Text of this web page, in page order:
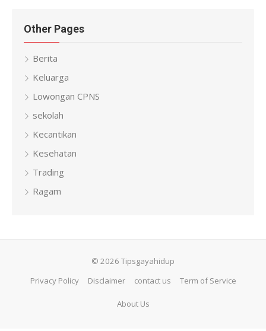
Other Pages
Berita
Keluarga
Lowongan CPNS
sekolah
Kecantikan
Kesehatan
Trading
Ragam
© 2026 Tipsgayahidup
Privacy Policy
Disclaimer contact us Term of Service
About Us